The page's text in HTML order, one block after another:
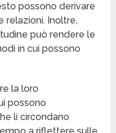
possono derivare
relazioni. Inoltre,
può rendere le
in cui possono
la loro
possono
li circondano